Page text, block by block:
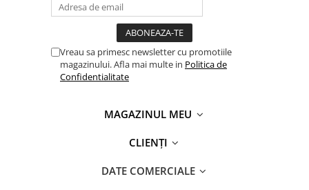
Vreau sa primesc newsletter cu promotiile
magazinului. Afla mai multe in Politica de
Confidentialitate
MAGAZINUL MEU
CLIENȚI
DATE COMERCIALE